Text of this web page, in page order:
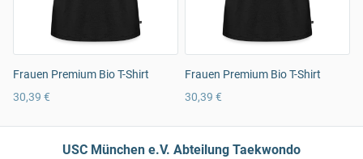
Frauen Premium Bio T-Shirt
30,39 €
Frauen Premium Bio T-Shirt
30,39 €
USC München e.V. Abteilung Taekwondo